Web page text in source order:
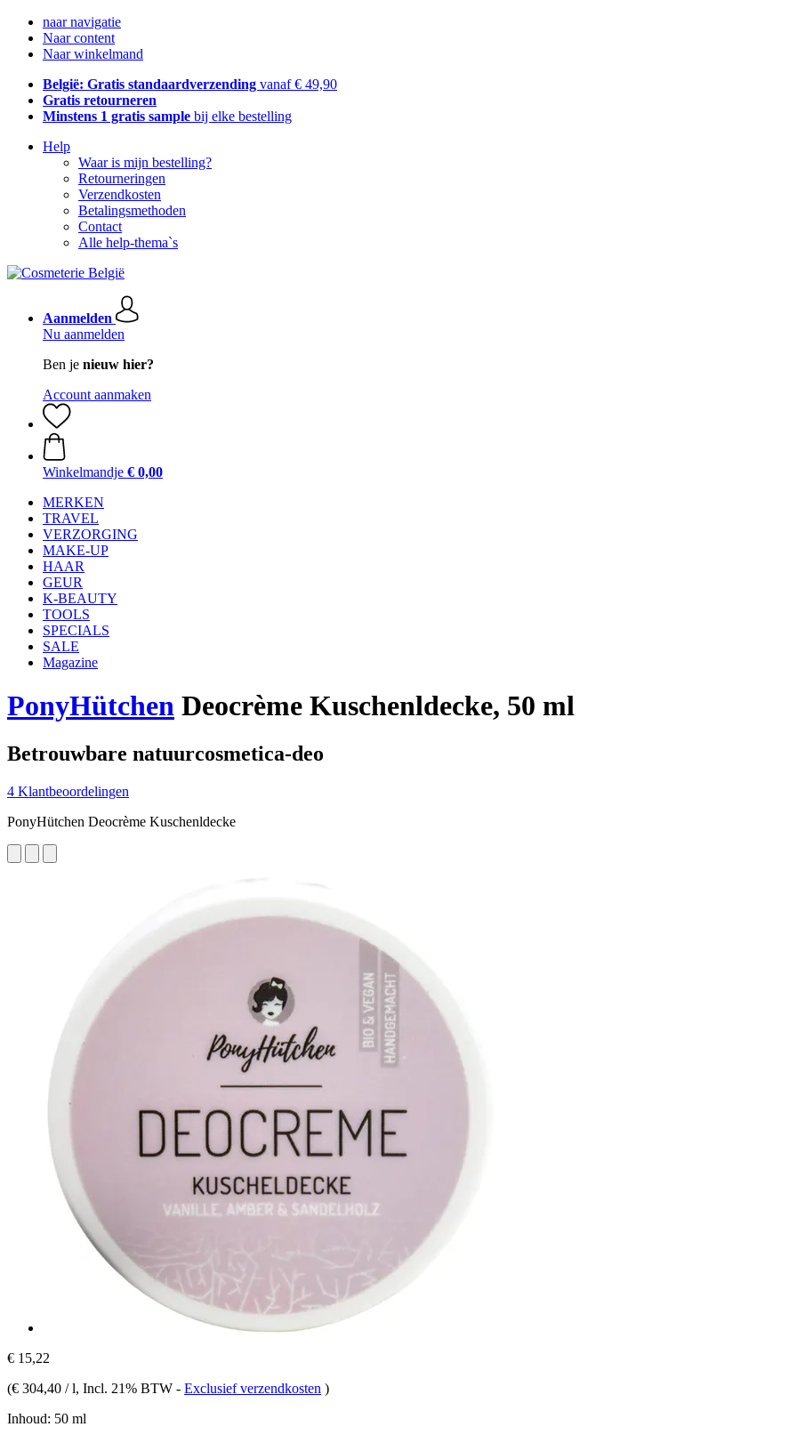
naar navigatie
Naar content
Naar winkelmand
België: Gratis standaardverzending vanaf € 49,90
Gratis retourneren
Minstens 1 gratis sample bij elke bestelling
Help
Waar is mijn bestelling?
Retourneringen
Verzendkosten
Betalingsmethoden
Contact
Alle help-thema`s
Aanmelden
Nu aanmelden
Ben je nieuw hier?
Account aanmaken
Winkelmandje € 0,00
MERKEN
TRAVEL
VERZORGING
MAKE-UP
HAAR
GEUR
K-BEAUTY
TOOLS
SPECIALS
SALE
Magazine
PonyHütchen Deocrème Kuschenldecke, 50 ml
Betrouwbare natuurcosmetica-deo
4 Klantbeoordelingen
PonyHütchen Deocrème Kuschenldecke
€ 15,22
(€ 304,40 / l, Incl. 21% BTW - Exclusief verzendkosten )
Inhoud: 50 ml